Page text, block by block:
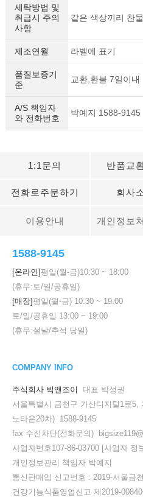
세탁방법 및
취급시 주의
사항
같은 색상끼리 찬
제조연월 라벨에 표기
품질보증기
준
교환,환불 7일이내
A/S 책임자
와 전화번호
박예지 1588-9145
1:1문의 반품교
전화로주문하기 회사
이용안내 개인정보
1588-9145
[온라인]평일(월-금)10:30 ~ 18:00
(휴무:토/일/공휴일)
[매장]평일(월-금) 10:30 ~ 19:00
토/일/공휴일 13:00 ~ 19:00
(휴무:설날/추석 당일)
COMPANY INFO
주식회사 빅앤조이
대표 박성권
서울특별시 금천구 가산디지털1로5,
노타운20차) 1588-9145
fax 수신차단(전화문의)
사업자번호107-86-03700 [사업자 정
개인정보관리 책임자 박예지
통신판매업 신고번호 : 2019-서울금
건강기능식품영업신고 제2019-